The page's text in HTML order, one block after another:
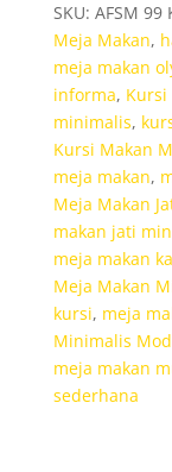
Terbaru
SKU: AFSM 99
Meja Makan,
meja makan
informa, Kursi
minimalis,
Kursi Makan
meja makan,
Meja Makan
makan jati
meja makan
Meja Makan
kursi, meja
Minimalis
meja makan
sederhana